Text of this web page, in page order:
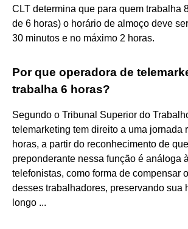
CLT determina que para quem trabalha
de 6 horas) o horário de almoço deve
30 minutos e no máximo 2 horas.
Por que operadora de
trabalha 6 horas?
Segundo o Tribunal Superior do
telemarketing tem direito a uma jornada
horas, a partir do reconhecimento de
preponderante nessa função é análoga
telefonistas, como forma de compensar
desses trabalhadores, preservando sua
longo ...